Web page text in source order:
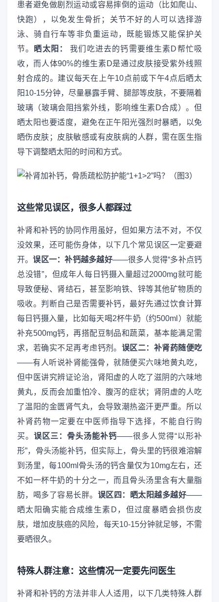
患者避免做剧烈运动或容易摔倒的运动（比如爬山、
快跑），以免发生骨折；关节不好的人可以选择游
泳、骑自行车等非负重运动，既能锻炼又能保护关
节。
晒太阳：
我们吃进去的钙需要维生素D帮忙吸
收，而人体90%的维生素D是通过皮肤接受紫外线照
射合成的。建议每天在上午10点前或下午4点后晒太
阳10-15分钟，尽量暴露手臂、腿部等皮肤，不要隔着
玻璃（玻璃会阻挡紫外线，影响维生素D合成）。但
晒太阳也要适度，避免在正午阳光强烈时暴晒，以免
晒伤皮肤；皮肤敏感或有皮肤病的人群，需在医生指
导下调整晒太阳的时间和方式。
这些常见误区，很多人都踩过
补肾和补钙的协同作用虽好，但如果方法不对，不仅
没效果，还可能伤身体，以下几个常见误区一定要避
开。误区一：补钙越多越好——很多人觉得“多补点钙
总没错”，但成年人每日钙摄入量超过2000mg就可能
导致便秘、肾结石，甚至影响铁、锌等其他矿物质的
吸收。判断自己是否需要补钙，最好先通过饮食计算
每日钙摄入量，比如每天喝2杯牛奶（约500ml）就能
补充500mg钙，再搭配豆制品和蔬菜，基本能满足需
求，若确实不足再考虑钙剂。 误区二：补肾药随便吃
——有人听说补肾能强骨，就随便买六味地黄丸吃，
但中医讲究辨证论治，肾阳虚的人吃了滋阴的六味地
黄丸，反而会加重怕冷、腹泻的症状；肾阴虚的人吃
了温阳的金匮肾气丸，会导致潮热盗汗更严重。所以
补肾药物一定要在中医师指导下选择，不能自行购
买。 误区三：骨头汤能补钙——很多人觉得“以形补
形”，骨头汤能补钙，但实际上，骨头里的钙很难溶解
到汤里，每100ml骨头汤的钙含量仅为10mg左右，还
不如一杯牛奶的十分之一，而且骨头汤里含有大量脂
肪，喝多了容易长胖。 误区四：晒太阳越多越好——
晒太阳确实能合成维生素D，但过度暴晒会损伤皮
肤，增加皮肤癌的风险，每天10-15分钟就足够，不需
要晒很久。
特殊人群注意：这些情况一定要先问医生
补肾和补钙的方法并非人人适用，以下几类特殊人群